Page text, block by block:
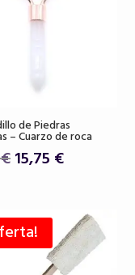
de Piedras
– Cuarzo de roca
€El
era:
18,50 €.
15,75 €El
es:
15,75 €.